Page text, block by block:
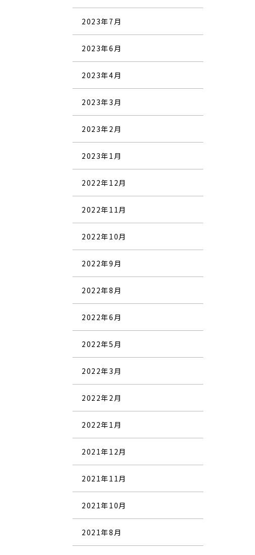
2023年7月
2023年6月
2023年4月
2023年3月
2023年2月
2023年1月
2022年12月
2022年11月
2022年10月
2022年9月
2022年8月
2022年6月
2022年5月
2022年3月
2022年2月
2022年1月
2021年12月
2021年11月
2021年10月
2021年8月